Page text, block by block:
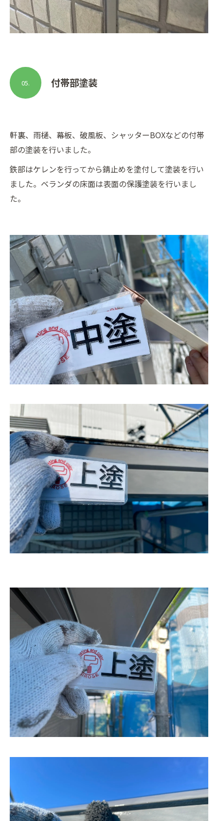
付帯部塗装
05.
軒裏、雨樋、幕板、破風板、シャッターBOXなどの付帯
部の塗装を行いました。
鉄部はケレンを行ってから錆止めを塗付して塗装を行い
ました。ベランダの床面は表面の保護塗装を行いまし
た。